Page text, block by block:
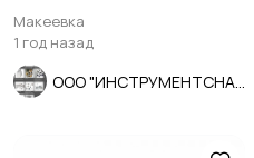
осн шаг, 162/67 мм.
Макеевка
1 год назад